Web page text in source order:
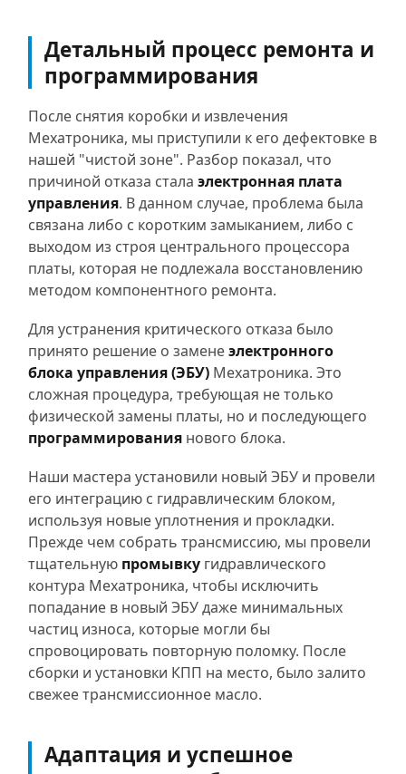
Детальный процесс ремонта и
программирования
После снятия коробки и извлечения
Мехатроника, мы приступили к его дефектовке в
нашей "чистой зоне". Разбор показал, что
причиной отказа стала электронная плата
управления. В данном случае, проблема была
связана либо с коротким замыканием, либо с
выходом из строя центрального процессора
платы, которая не подлежала восстановлению
методом компонентного ремонта.
Для устранения критического отказа было
принято решение о заменеэлектронного
блока управления (ЭБУ) Мехатроника. Это
сложная процедура, требующая не только
физической замены платы, но и последующего
программирования нового блока.
Наши мастера установили новый ЭБУ и провели
его интеграцию с гидравлическим блоком,
используя новые уплотнения и прокладки.
Прежде чем собрать трансмиссию, мы провели
тщательную промывку гидравлического
контура Мехатроника, чтобы исключить
попадание в новый ЭБУ даже минимальных
частиц износа, которые могли бы
спровоцировать повторную поломку. После
сборки и установки КПП на место, было залито
свежее трансмиссионное масло.
Адаптация и успешное